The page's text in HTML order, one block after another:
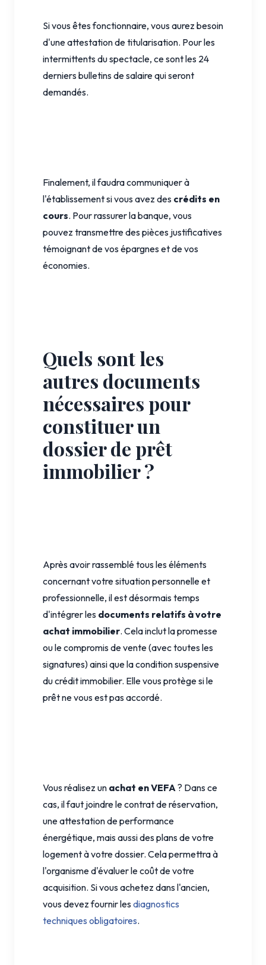
Si vous êtes fonctionnaire, vous aurez besoin
d'une attestation de titularisation. Pour les
intermittents du spectacle, ce sont les 24
derniers bulletins de salaire qui seront
demandés.
Finalement, il faudra communiquer à
l'établissement si vous avez des crédits en
cours. Pour rassurer la banque, vous
pouvez transmettre des pièces justificatives
témoignant de vos épargnes et de vos
économies.
Quels sont les
autres documents
nécessaires pour
constituer un
dossier de prêt
immobilier ?
Après avoir rassemblé tous les éléments
concernant votre situation personnelle et
professionnelle, il est désormais temps
d'intégrer les documents relatifs à votre
achat immobilier. Cela inclut la promesse
ou le compromis de vente (avec toutes les
signatures) ainsi que la condition suspensive
du crédit immobilier. Elle vous protège si le
prêt ne vous est pas accordé.
Vous réalisez un achat en VEFA ? Dans ce
cas, il faut joindre le contrat de réservation,
une attestation de performance
énergétique, mais aussi des plans de votre
logement à votre dossier. Cela permettra à
l'organisme d'évaluer le coût de votre
acquisition. Si vous achetez dans l'ancien,
vous devez fournir lesdiagnostics
techniques obligatoires.